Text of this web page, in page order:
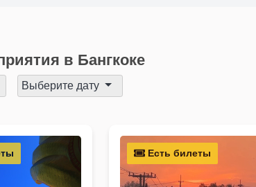
в Бангкоке
Выберите дату
Есть билеты